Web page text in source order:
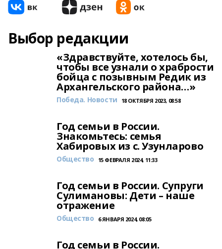
Выбор редакции
«Здравствуйте, хотелось бы,
чтобы все узнали о храбрости
бойца с позывным Редик из
Архангельского района…»
Победа. Новости 18 ОКТЯБРЯ 2023, 08:58
Год семьи в России.
Знакомьтесь: семья
Хабировых из с. Узунларово
Общество 15 ФЕВРАЛЯ 2024, 11:33
Год семьи в России. Супруги
Сулимановы: Дети – наше
отражение
Общество 6 ЯНВАРЯ 2024, 08:05
Год семьи в России.